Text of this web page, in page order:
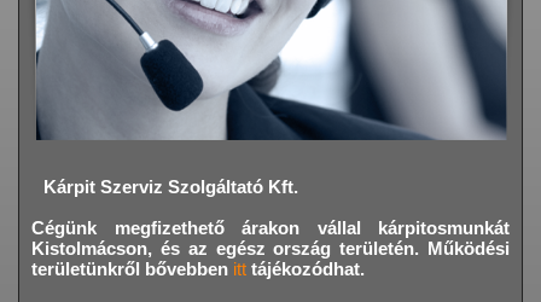
Kárpit Szerviz Szolgáltató Kft.
Cégünk megfizethető árakon vállal kárpitosmunkát
Kistolmácson, és az egész ország területén. Működési
területünkről bővebben itt tájékozódhat.